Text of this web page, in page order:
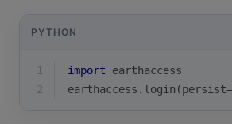
PYTHON
1 import earthaccess
2
earthaccess.login(persist=